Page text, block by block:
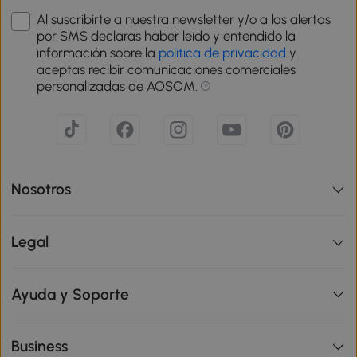
Al suscribirte a nuestra newsletter y/o a las alertas
por SMS declaras haber leído y entendido la
información sobre la política de privacidad y
aceptas recibir comunicaciones comerciales
personalizadas de AOSOM.
Nosotros
Legal
Ayuda y Soporte
Business